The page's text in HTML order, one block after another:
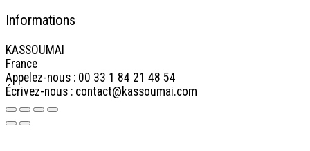
Informations
KASSOUMAI
France
Appelez-nous : 00 33 1 84 21 48 54
Écrivez-nous : contact@kassoumai.com